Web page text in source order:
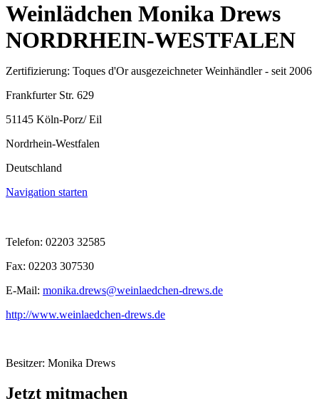
Weinlädchen Monika Drews
NORDRHEIN-WESTFALEN
Zertifizierung: Toques d'Or ausgezeichneter Weinhändler - seit 2006
Frankfurter Str. 629
51145 Köln-Porz/ Eil
Nordrhein-Westfalen
Deutschland
Navigation starten
Telefon: 02203 32585
Fax: 02203 307530
E-Mail: monika.drews@weinlaedchen-drews.de
http://www.weinlaedchen-drews.de
Besitzer: Monika Drews
Jetzt mitmachen